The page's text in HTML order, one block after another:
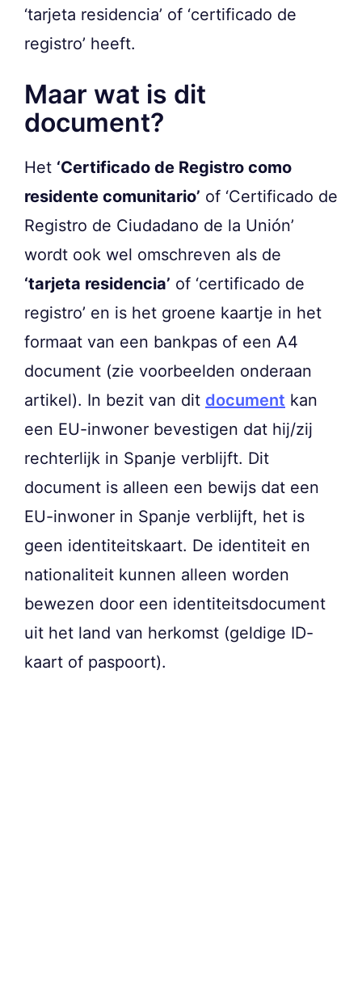
‘tarjeta residencia’ of ‘certificado de
registro’ heeft.
Maar wat is dit
document?
Het ‘Certificado de Registro como
residente comunitario’ of ‘Certificado de
Registro de Ciudadano de la Unión’
wordt ook wel omschreven als de
‘tarjeta residencia’ of ‘certificado de
registro’ en is het groene kaartje in het
formaat van een bankpas of een A4
document (zie voorbeelden onderaan
artikel). In bezit van dit document kan
een EU-inwoner bevestigen dat hij/zij
rechterlijk in Spanje verblijft. Dit
document is alleen een bewijs dat een
EU-inwoner in Spanje verblijft, het is
geen identiteitskaart. De identiteit en
nationaliteit kunnen alleen worden
bewezen door een identiteitsdocument
uit het land van herkomst (geldige ID-
kaart of paspoort).